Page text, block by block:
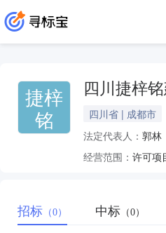
捷梓
铭
四川捷梓
四川省 | 成都市
法定代表人： 郭林
经营范围：
招标 （0） 中标 （0）